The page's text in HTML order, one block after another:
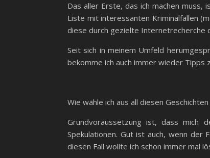
Das aller Erste, das ich machen muss,
Liste mit interessanten Kriminalfällen
diese durch gezielte Internetrecherche
Seit sich in meinem Umfeld
bekomme ich auch immer wieder Tipps
Wie wähle ich aus all diesen Geschichten
Grundvoraussetzung ist, dass mich
Spekulationen. Gut ist auch, wenn der
diesen Fall wollte ich schon immer mal